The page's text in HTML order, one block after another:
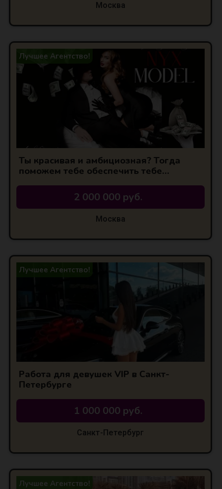
Москва
Лучшее Агентство!
Ты красивая и амбициозная? Тогда
поможем тебе обеспечить тебе
2 000 000 руб.
Москва
Лучшее Агентство!
Работа для девушек VIP в Санкт-
Петербурге
1 000 000 руб.
Санкт-Петербург
Лучшее Агентство!